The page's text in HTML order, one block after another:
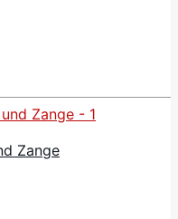
Zange